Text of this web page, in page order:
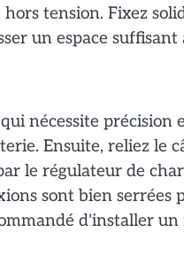
tension. Fixez
un espace
nécessite précision
Ensuite, reliez le
le régulateur de
sont bien serrées
d'installer un